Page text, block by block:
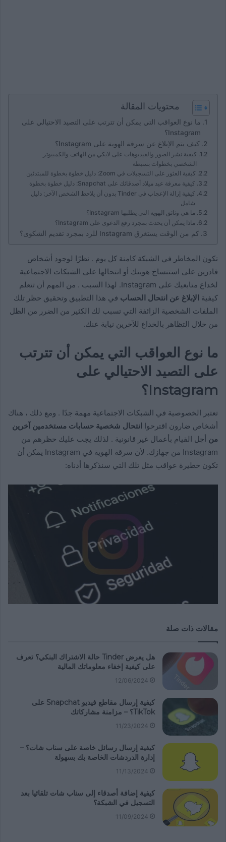
محتويات المقالة
ما نوع العواقب التي يمكن أن تترتب على التصيد الاحتيالي على
Instagram؟
كيف يتم الإبلاغ عن سرقة الهوية على Instagram؟
كيفية نشر الصور والفيديوهات على لايكي من الهاتف والكمبيوتر
الشخصي بخطوات بسيطة
كيفية العثور على التسجيلات في Zoom: دليل خطوة بخطوة للمبتدئين
كيفية معرفة عيد ميلاد أصدقائك على Snapchat: دليل خطوة بخطوة
كيفية إزالة الإعجاب في Tinder بدون أن يلاحظ الشخص الآخر: دليل
شامل
ما هي وثائق الهوية التي يطلبها Instagram؟
ماذا يمكن أن يحدث بمجرد رفع الدعوى على Instagram؟
كم من الوقت يستغرق Instagram للرد بمجرد تقديم الشكوى؟
تكون المخاطر في الشبكة كامنة كل يوم . نظرًا لوجود أشخاص
قادرين على استنساخ هويتك أو انتحالها على الشبكات الاجتماعية
لخداع متابعيك على Instagram. لهذا السبب . من المهم أن تتعلم
كيفية الإبلاغ عن انتحال الحساب في هذا التطبيق وتحقيق حظر تلك
الملفات الشخصية الزائفة التي تسبب لك الكثير من الضرر من الظل
من خلال التظاهر بالخداع للآخرين نيابة عنك.
ما نوع العواقب التي يمكن أن تترتب
على التصيد الاحتيالي على
Instagram؟
تعتبر الخصوصية في الشبكات الاجتماعية مهمة جدًا . ومع ذلك ، هناك
أشخاص ضارون اقترحوا انتحال شخصية حسابات مستخدمين آخرين
من أجل القيام بأعمال غير قانونية . لذلك يجب عليك حظرهم من
Instagram من جهازك. لأن سرقة الهوية في Instagram يمكن أن
تكون خطيرة عواقب مثل تلك التي سنذكرها أدناه:
مقالات ذات صلة
هل يعرض Tinder حالة الاشتراك البنكي؟ تعرف
على كيفية إخفاء معلوماتك المالية
12/06/2024
كيفية إرسال مقاطع فيديو Snapchat على
TikTok؟ – مزامنة مشاركاتك
11/23/2024
كيفية إرسال رسائل خاصة على سناب شات؟ –
إدارة الدردشات الخاصة بك بسهولة
11/13/2024
كيفية إضافة أصدقاء إلى سناب شات تلقائيا بعد
التسجيل في الشبكة؟
11/09/2024